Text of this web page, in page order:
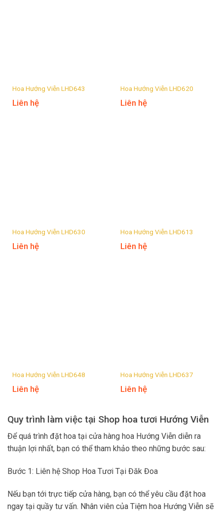
Hoa Hướng Viễn LHD643
Liên hệ
Hoa Hướng Viễn LHD620
Liên hệ
Hoa Hướng Viễn LHD630
Liên hệ
Hoa Hướng Viễn LHD613
Liên hệ
Hoa Hướng Viễn LHD648
Liên hệ
Hoa Hướng Viễn LHD637
Liên hệ
Quy trình làm việc tại Shop hoa tươi Hướng Viễn
Để quá trình đặt hoa tại cửa hàng hoa Hướng Viễn diễn ra
thuận lợi nhất, bạn có thể tham khảo theo những bước sau:
Bước 1: Liên hệ Shop Hoa Tươi Tại Đăk Đoa
Nếu bạn tới trực tiếp cửa hàng, bạn có thể yêu cầu đặt hoa
ngay tại quầy tư vấn. Nhân viên của Tiệm hoa Hướng Viễn sẽ